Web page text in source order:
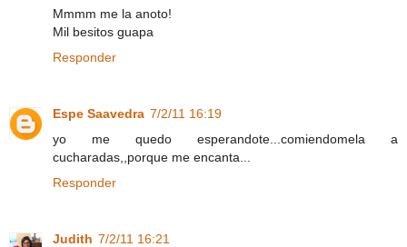
Mmmm me la anoto!
Mil besitos guapa
Responder
Espe Saavedra 7/2/11 16:19
yo me quedo esperandote...comiendomela a
cucharadas,,porque me encanta...
Responder
Judith 7/2/11 16:21